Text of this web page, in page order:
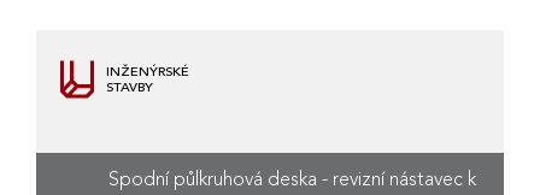
INŽENÝRSKÉ
STAVBY
Spodní půlkruhová deska - revizní nástavec k